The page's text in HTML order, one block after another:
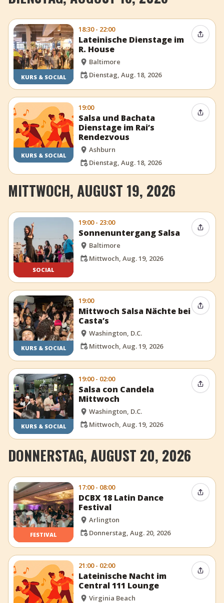
KURS & SOCIAL
18:30 - 22:00
Lateinische Dienstage im
R. House
Baltimore
Dienstag, Aug. 18, 2026
Event
KURS & SOCIAL
19:00
Salsa und Bachata
Dienstage im Rai’s
Rendezvous
Ashburn
Dienstag, Aug. 18, 2026
Event
MITTWOCH, AUGUST 19, 2026
SOCIAL
19:00 - 23:00
Sonnenuntergang Salsa
Baltimore
Mittwoch, Aug. 19, 2026
Event
KURS & SOCIAL
19:00
Mittwoch Salsa Nächte bei
Casta’s
Washington, D.C.
Mittwoch, Aug. 19, 2026
Event
KURS & SOCIAL
19:00 - 02:00
Salsa con Candela
Mittwoch
Washington, D.C.
Mittwoch, Aug. 19, 2026
Event
DONNERSTAG, AUGUST 20, 2026
FESTIVAL
17:00 - 08:00
DCBX 18 Latin Dance
Festival
Arlington
Donnerstag, Aug. 20, 2026
Event
21:00 - 02:00
Lateinische Nacht im
Central 111 Lounge
Virginia Beach
Event